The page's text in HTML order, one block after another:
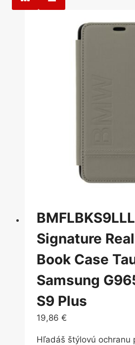
Signature
Book Case
Samsung
S9 Plus
19,86 €
Hľadáš štýlovú ochranu